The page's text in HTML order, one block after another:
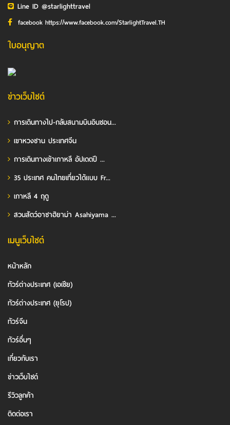
Line ID @starlighttravel
facebook https://www.facebook.com/StarlightTravel.TH
ใบอนุญาต
ข่าวเว็บไซต์
การเดินทางไป-กลับสนามบินอินชอน...
เขาหวงซาน ประเทศจีน
การเดินทางเข้าเกาหลี อัปเดตปี ...
35 ประเทศ คนไทยเที่ยวได้แบบ Fr...
เกาหลี 4 ฤดู
สวนสัตว์อาซาฮิยาม่า Asahiyama ...
เมนูเว็บไซต์
หน้าหลัก
ทัวร์ต่างประเทศ (เอเชีย)
ทัวร์ต่างประเทศ (ยุโรป)
ทัวร์จีน
ทัวร์อื่นๆ
เกี่ยวกับเรา
ข่าวเว็บไซต์
รีวิวลูกค้า
ติดต่อเรา